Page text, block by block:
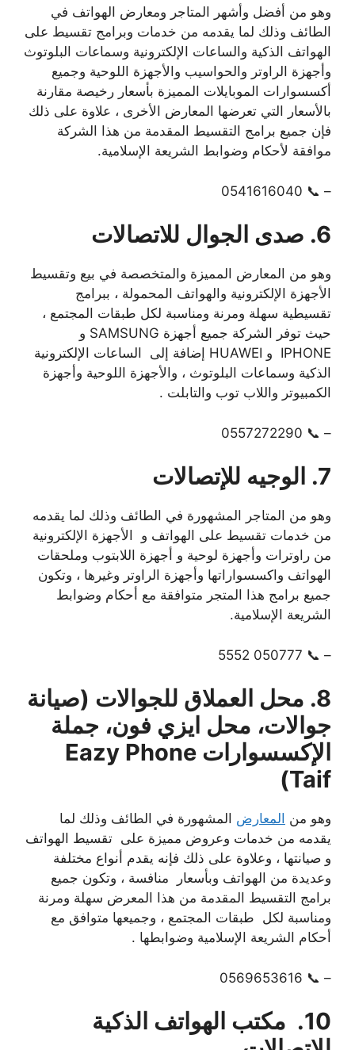
وهو من أفضل وأشهر المتاجر ومعارض الهواتف في
الطائف وذلك لما يقدمه من خدمات وبرامج تقسيط على
الهواتف الذكية والساعات الإلكترونية وسماعات البلوتوث
وأجهزة الراوتر والحواسيب والأجهزة اللوحية وجميع
أكسسوارات الموبايلات المميزة بأسعار رخيصة مقارنة
بالأسعار التي تعرضها المعارض الأخرى ، علاوة على ذلك
فإن جميع برامج التقسيط المقدمة من هذا الشركة
موافقة لأحكام وضوابط الشريعة الإسلامية.
– 📞 0541616040
6. صدى الجوال للاتصالات
وهو من المعارض المميزة والمتخصصة في بيع وتقسيط
الأجهزة الإلكترونية والهواتف المحمولة ، ببرامج
تقسيطية سهلة ومرنة ومناسبة لكل طبقات المجتمع ،
حيث توفر الشركة جميع أجهزة SAMSUNG و
IPHONE و HUAWEI إضافة إلى الساعات الإلكترونية
الذكية وسماعات البلوتوث ، والأجهزة اللوحية وأجهزة
الكمبيوتر واللاب توب والتابلت .
– 📞 0557272290
7. الوجيه للإتصالات
وهو من المتاجر المشهورة في الطائف وذلك لما يقدمه
من خدمات تقسيط على الهواتف و الأجهزة الإلكترونية
من راوترات وأجهزة لوحية و أجهزة اللابتوب وملحقات
الهواتف واكسسواراتها وأجهزة الراوتر وغيرها ، وتكون
جميع برامج هذا المتجر متوافقة مع أحكام وضوابط
الشريعة الإسلامية.
– 📞 050777 5552
8. محل العملاق للجوالات (صيانة
جوالات، محل ايزي فون، جملة
الإكسسوارات Eazy Phone
Taif)
وهو من المعارض المشهورة في الطائف وذلك لما
يقدمه من خدمات وعروض مميزة على تقسيط الهواتف
و صيانتها ، وعلاوة على ذلك فإنه يقدم أنواع مختلفة
وعديدة من الهواتف وبأسعار منافسة ، وتكون جميع
برامج التقسيط المقدمة من هذا المعرض سهلة ومرنة
ومناسبة لكل طبقات المجتمع ، وجميعها متوافق مع
أحكام الشريعة الإسلامية وضوابطها .
– 📞 0569653616
10. مكتب الهواتف الذكية